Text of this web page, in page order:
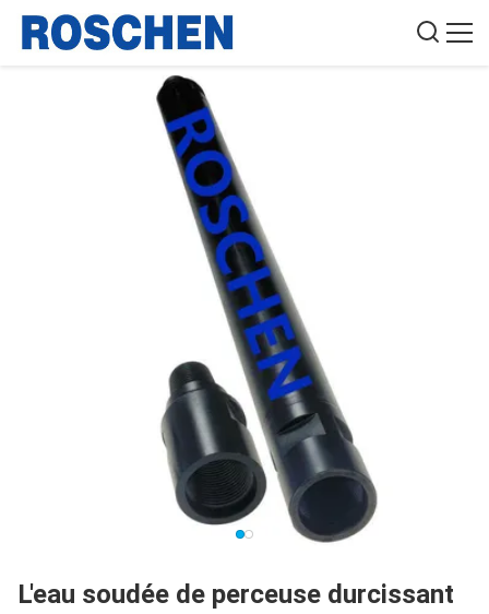
L'eau soudée de perceuse durcissant